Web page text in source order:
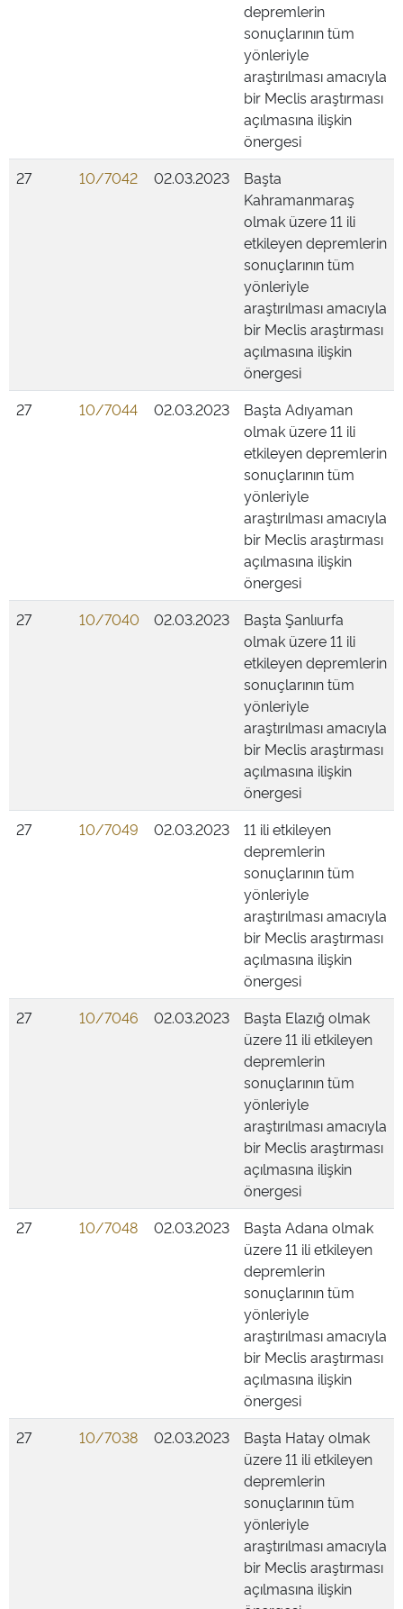
depremlerin
sonuçlarının tüm
yönleriyle
araştırılması amacıyla
bir Meclis araştırması
açılmasına ilişkin
önergesi
27
10/7042 02.03.2023
Başta
Kahramanmaraş
olmak üzere 11 ili
etkileyen depremlerin
sonuçlarının tüm
yönleriyle
araştırılması amacıyla
bir Meclis araştırması
açılmasına ilişkin
önergesi
27
10/7044 02.03.2023
Başta Adıyaman
olmak üzere 11 ili
etkileyen depremlerin
sonuçlarının tüm
yönleriyle
araştırılması amacıyla
bir Meclis araştırması
açılmasına ilişkin
önergesi
27
10/7040 02.03.2023
Başta Şanlıurfa
olmak üzere 11 ili
etkileyen depremlerin
sonuçlarının tüm
yönleriyle
araştırılması amacıyla
bir Meclis araştırması
açılmasına ilişkin
önergesi
27
10/7049 02.03.2023
11 ili etkileyen
depremlerin
sonuçlarının tüm
yönleriyle
araştırılması amacıyla
bir Meclis araştırması
açılmasına ilişkin
önergesi
27
10/7046 02.03.2023
Başta Elazığ olmak
üzere 11 ili etkileyen
depremlerin
sonuçlarının tüm
yönleriyle
araştırılması amacıyla
bir Meclis araştırması
açılmasına ilişkin
önergesi
27
10/7048 02.03.2023
Başta Adana olmak
üzere 11 ili etkileyen
depremlerin
sonuçlarının tüm
yönleriyle
araştırılması amacıyla
bir Meclis araştırması
açılmasına ilişkin
önergesi
27
10/7038 02.03.2023
Başta Hatay olmak
üzere 11 ili etkileyen
depremlerin
sonuçlarının tüm
yönleriyle
araştırılması amacıyla
bir Meclis araştırması
açılmasına ilişkin